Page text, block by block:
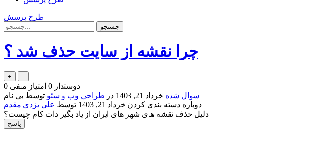
طرح پرسش
چرا نقشه از سایت حذف شد ؟
0 دوستدار 0 امتیاز منفی
سوال شده خرداد 21, 1403 در طراحی وب و سئو توسط بی نام
دوباره دسته بندی کردن خرداد 21, 1403 توسط علی یزدی مقدم
دلیل حذف نقشه های شهر های ایران از یاد بگیر دات کام چیست؟